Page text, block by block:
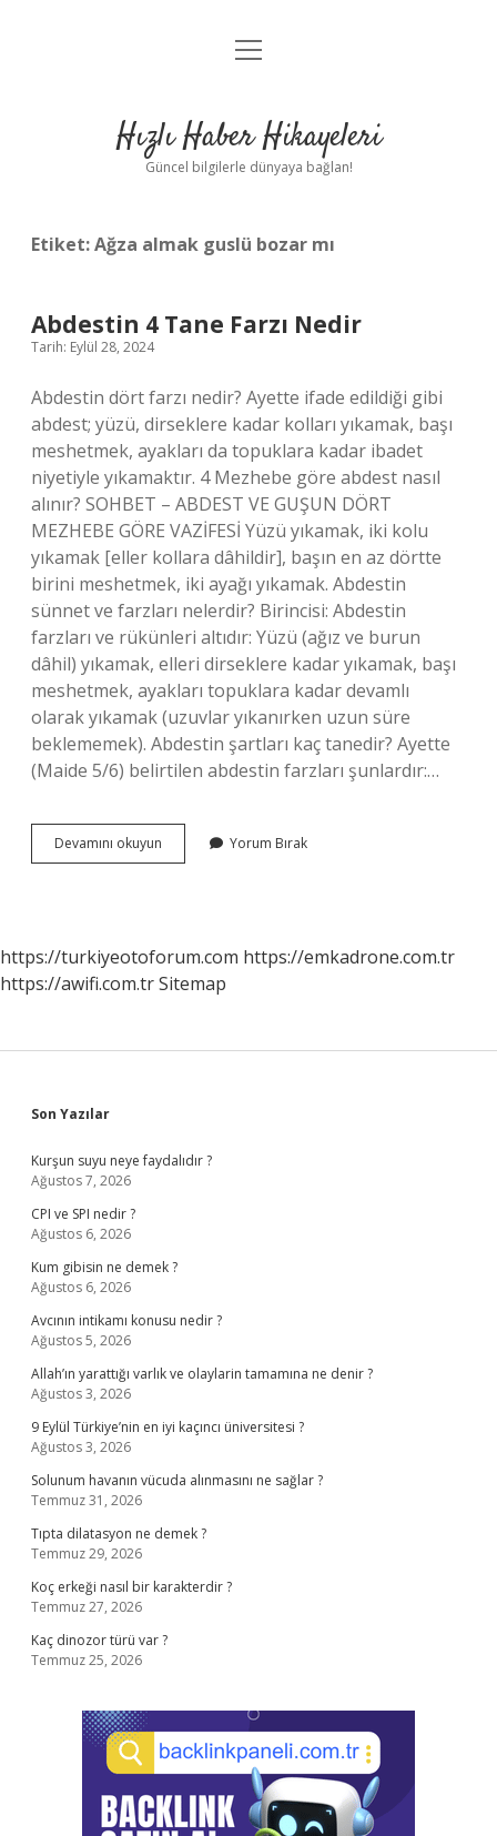
Anasayfa
Yasal Uyarı
menüyü
Hızlı Haber Hikayeleri
Güncel bilgilerle dünyaya bağlan!
Etiket:Ağza almak guslü bozar mı
Abdestin 4 Tane Farzı Nedir
Tarih: Eylül 28, 2024
Abdestin dört farzı nedir? Ayette ifade edildiği gibi
abdest; yüzü, dirseklere kadar kolları yıkamak, başı
meshetmek, ayakları da topuklara kadar ibadet
niyetiyle yıkamaktır. 4 Mezhebe göre abdest nasıl
alınır? SOHBET – ABDEST VE GUŞUN DÖRT
MEZHEBE GÖRE VAZİFESİ Yüzü yıkamak, iki kolu
yıkamak [eller kollara dâhildir], başın en az dörtte
birini meshetmek, iki ayağı yıkamak. Abdestin
sünnet ve farzları nelerdir? Birincisi: Abdestin
farzları ve rükünleri altıdır: Yüzü (ağız ve burun
dâhil) yıkamak, elleri dirseklere kadar yıkamak, başı
meshetmek, ayakları topuklara kadar devamlı
olarak yıkamak (uzuvlar yıkanırken uzun süre
beklememek). Abdestin şartları kaç tanedir? Ayette
(Maide 5/6) belirtilen abdestin farzları şunlardır:…
Devamını okuyun Abdestin
4
Yorum Bırak
https://turkiyeotoforum.com https://emkadrone.com.tr
https://awifi.com.trSitemap
Sidebar
Son Yazılar
Kurşun suyu neye faydalıdır ?
Ağustos 7, 2026
CPI ve SPI nedir ?
Ağustos 6, 2026
Kum gibisin ne demek ?
Ağustos 6, 2026
Avcının intikamı konusu nedir ?
Ağustos 5, 2026
Allah’ın yarattığı varlık ve olaylarin tamamına ne denir ?
Ağustos 3, 2026
9 Eylül Türkiye’nin en iyi kaçıncı üniversitesi ?
Ağustos 3, 2026
Solunum havanın vücuda alınmasını ne sağlar ?
Temmuz 31, 2026
Tıpta dilatasyon ne demek ?
Temmuz 29, 2026
Koç erkeği nasıl bir karakterdir ?
Temmuz 27, 2026
Kaç dinozor türü var ?
Temmuz 25, 2026